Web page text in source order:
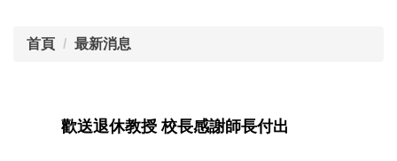
首頁 最新消息
歡送退休教授 校長感謝師長付出